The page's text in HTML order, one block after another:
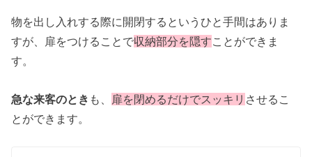
物を出し入れする際に開閉するというひと手間はありま
すが、扉をつけることで収納部分を隠すことができま
す。
急な来客のとき も、 扉を閉めるだけでスッキリ させるこ
とができます。